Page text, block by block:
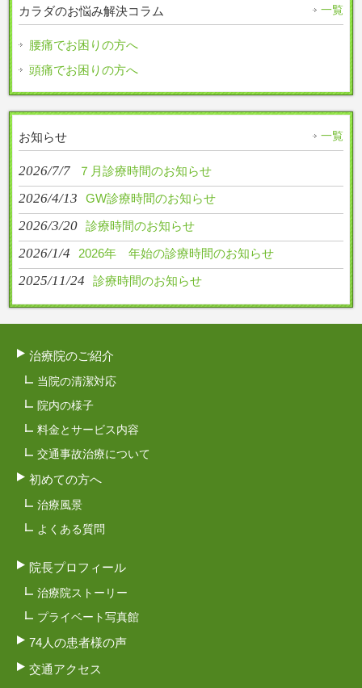
カラダのお悩み解決コラム 一覧
腰痛でお困りの方へ
頭痛でお困りの方へ
お知らせ 一覧
2026/7/7 ７月診療時間のお知らせ
2026/4/13 GW診療時間のお知らせ
2026/3/20 診療時間のお知らせ
2026/1/4 2026年 年始の診療時間のお知らせ
2025/11/24 診療時間のお知らせ
治療院のご紹介
当院の清潔対応
院内の様子
料金とサービス内容
交通事故治療について
初めての方へ
治療風景
よくある質問
院長プロフィール
治療院ストーリー
プライベート写真館
74人の患者様の声
交通アクセス